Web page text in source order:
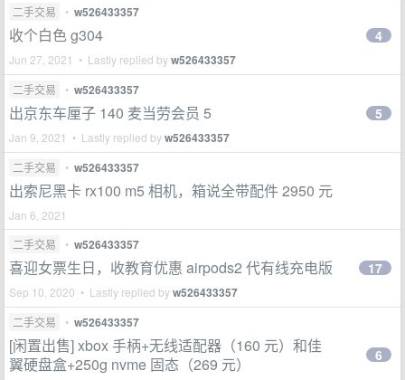
二手交易 • w526433357
收个白色 g304
Jun 27, 2021 • Lastly replied byw526433357
4
二手交易 • w526433357
出京东车厘子 140 麦当劳会员 5
Jan 9, 2021 • Lastly replied byw526433357
5
二手交易 • w526433357
出索尼黑卡 rx100 m5 相机，箱说全带配件 2950 元
Jan 6, 2021
二手交易
• w526433357
喜迎女票生日，收教育优惠 airpods2 代有线充电版
Sep 10, 2020 • Lastly replied byw526433357
17
二手交易 • w526433357
[闲置出售] xbox 手柄+无线适配器（160 元）和佳
翼硬盘盒+250g nvme 固态（269 元）
6